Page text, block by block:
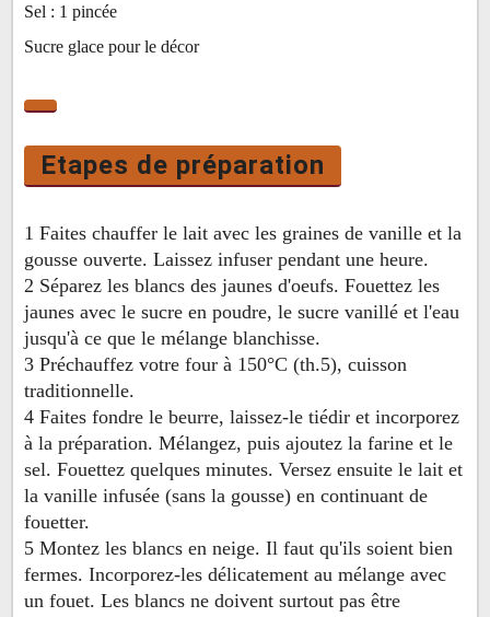
Sel : 1 pincée
Sucre glace pour le décor
Etapes de préparation
1 Faites chauffer le lait avec les graines de vanille et la
gousse ouverte. Laissez infuser pendant une heure.
2 Séparez les blancs des jaunes d'oeufs. Fouettez les
jaunes avec le sucre en poudre, le sucre vanillé et l'eau
jusqu'à ce que le mélange blanchisse.
3 Préchauffez votre four à 150°C (th.5), cuisson
traditionnelle.
4 Faites fondre le beurre, laissez-le tiédir et incorporez
à la préparation. Mélangez, puis ajoutez la farine et le
sel. Fouettez quelques minutes. Versez ensuite le lait et
la vanille infusée (sans la gousse) en continuant de
fouetter.
5 Montez les blancs en neige. Il faut qu'ils soient bien
fermes. Incorporez-les délicatement au mélange avec
un fouet. Les blancs ne doivent surtout pas être